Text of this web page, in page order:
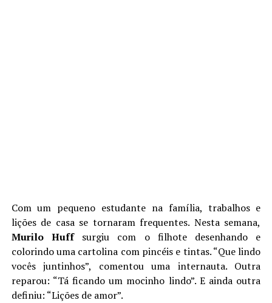
Com um pequeno estudante na família, trabalhos e
lições de casa se tornaram frequentes. Nesta semana,
Murilo Huffsurgiu com o filhote desenhando e
colorindo uma cartolina com pincéis e tintas. “Que lindo
vocês juntinhos”, comentou uma internauta. Outra
reparou: “Tá ficando um mocinho lindo”. E ainda outra
definiu: “Lições de amor”.